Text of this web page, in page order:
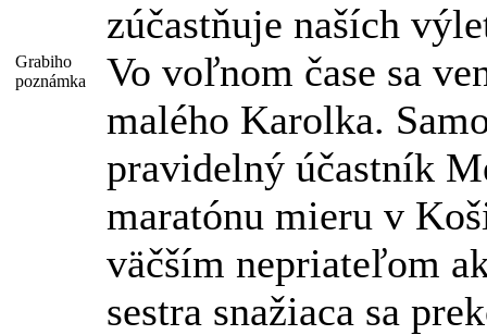
Grabiho
poznámka
zúčastňuje naších
Vo voľnom čase sa
malého Karolka.
pravidelný účastník
maratónu mieru v
väčším nepriateľom
sestra snažiaca sa